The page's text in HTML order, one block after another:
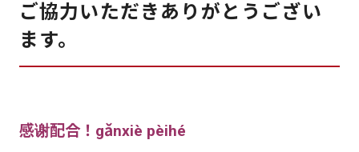
ご協力いただきありがとうござい
ます。
感谢配合！gǎnxiè pèihé